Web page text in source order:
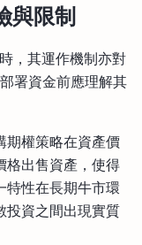
與限制
，其運作機制亦對
署資金前應理解其
期權策略在資產價
格出售資產，使得
特性在長期牛市環
投資之間出現實質